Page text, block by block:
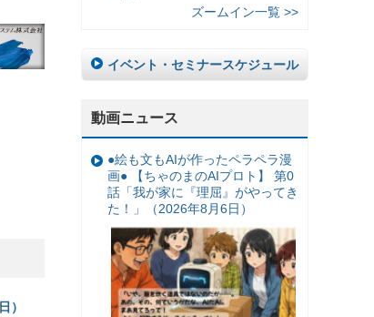
）
ズームイン一覧 >>
イベント・セミナースケジュール
動画ニュース
●絵も文もAIが作ったペラペラ漫
画● 【ちゃのまのAIプロト】 第0
話「我が家に『理屈』がやってき
た！」（2026年8月6日）